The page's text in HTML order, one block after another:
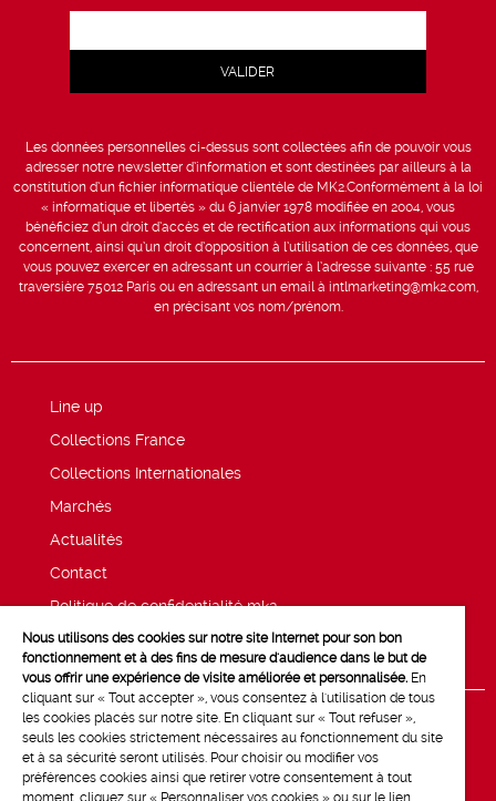
Les données personnelles ci-dessus sont collectées afin de pouvoir vous
adresser notre newsletter d’information et sont destinées par ailleurs à la
constitution d’un fichier informatique clientèle de MK2.Conformément à la loi
« informatique et libertés » du 6 janvier 1978 modifiée en 2004, vous
bénéficiez d’un droit d’accès et de rectification aux informations qui vous
concernent, ainsi qu’un droit d’opposition à l’utilisation de ces données, que
vous pouvez exercer en adressant un courrier à l’adresse suivante : 55 rue
traversière 75012 Paris ou en adressant un email à intlmarketing@mk2.com,
en précisant vos nom/prénom.
Line up
Collections France
Collections Internationales
Marchés
Actualités
Contact
Politique de confidentialité mk2
Mentions légales
Nous utilisons des cookies sur notre site Internet pour son bon
fonctionnement et à des fins de mesure d'audience dans le but de
vous offrir une expérience de visite améliorée et personnalisée. En
cliquant sur « Tout accepter », vous consentez à l'utilisation de tous
les cookies placés sur notre site. En cliquant sur « Tout refuser »,
seuls les cookies strictement nécessaires au fonctionnement du site
et à sa sécurité seront utilisés. Pour choisir ou modifier vos
préférences cookies ainsi que retirer votre consentement à tout
moment, cliquez sur « Personnaliser vos cookies » ou sur le lien